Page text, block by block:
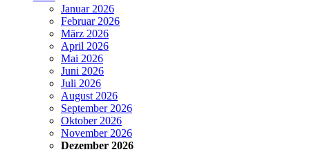
Januar 2026
Februar 2026
März 2026
April 2026
Mai 2026
Juni 2026
Juli 2026
August 2026
September 2026
Oktober 2026
November 2026
Dezember 2026